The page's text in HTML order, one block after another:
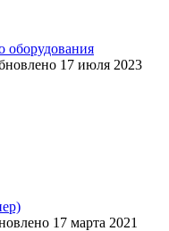
оборудования
17 июля 2023
17 марта 2021